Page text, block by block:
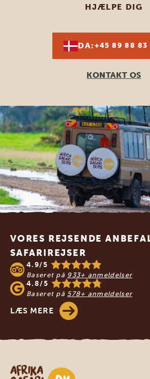
HJÆLPE DIG
DA:+45 89 88 83
KONTAKT OS
VORES REJSENDE
SAFARIREJSER
4.9/5
Baseret på 933+ anmeldelser
4.8/5
Baseret på 578+ anmeldelser
LÆS MERE
Safari-rejser i Afrika